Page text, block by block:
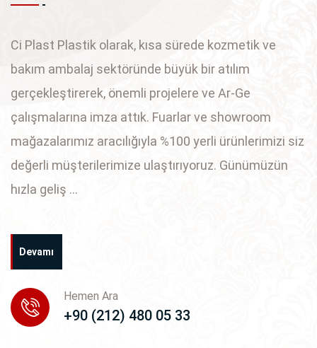
Ci Plast Plastik olarak, kısa sürede kozmetik ve
bakım ambalaj sektöründe büyük bir atılım
gerçekleştirerek, önemli projelere ve Ar-Ge
çalışmalarına imza attık. Fuarlar ve showroom
mağazalarımız aracılığıyla %100 yerli ürünlerimizi siz
değerli müşterilerimize ulaştırıyoruz. Günümüzün
hızla geliş ...
Devamı
Hemen Ara
+90 (212) 480 05 33